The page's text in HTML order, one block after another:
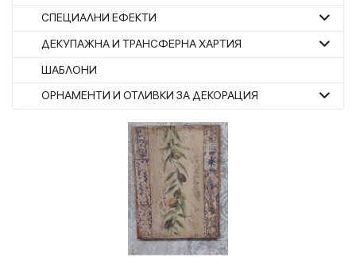
СПЕЦИАЛНИ ЕФЕКТИ
ДЕКУПАЖНА И ТРАНСФЕРНА ХАРТИЯ
ШАБЛОНИ
ОРНАМЕНТИ И ОТЛИВКИ ЗА ДЕКОРАЦИЯ